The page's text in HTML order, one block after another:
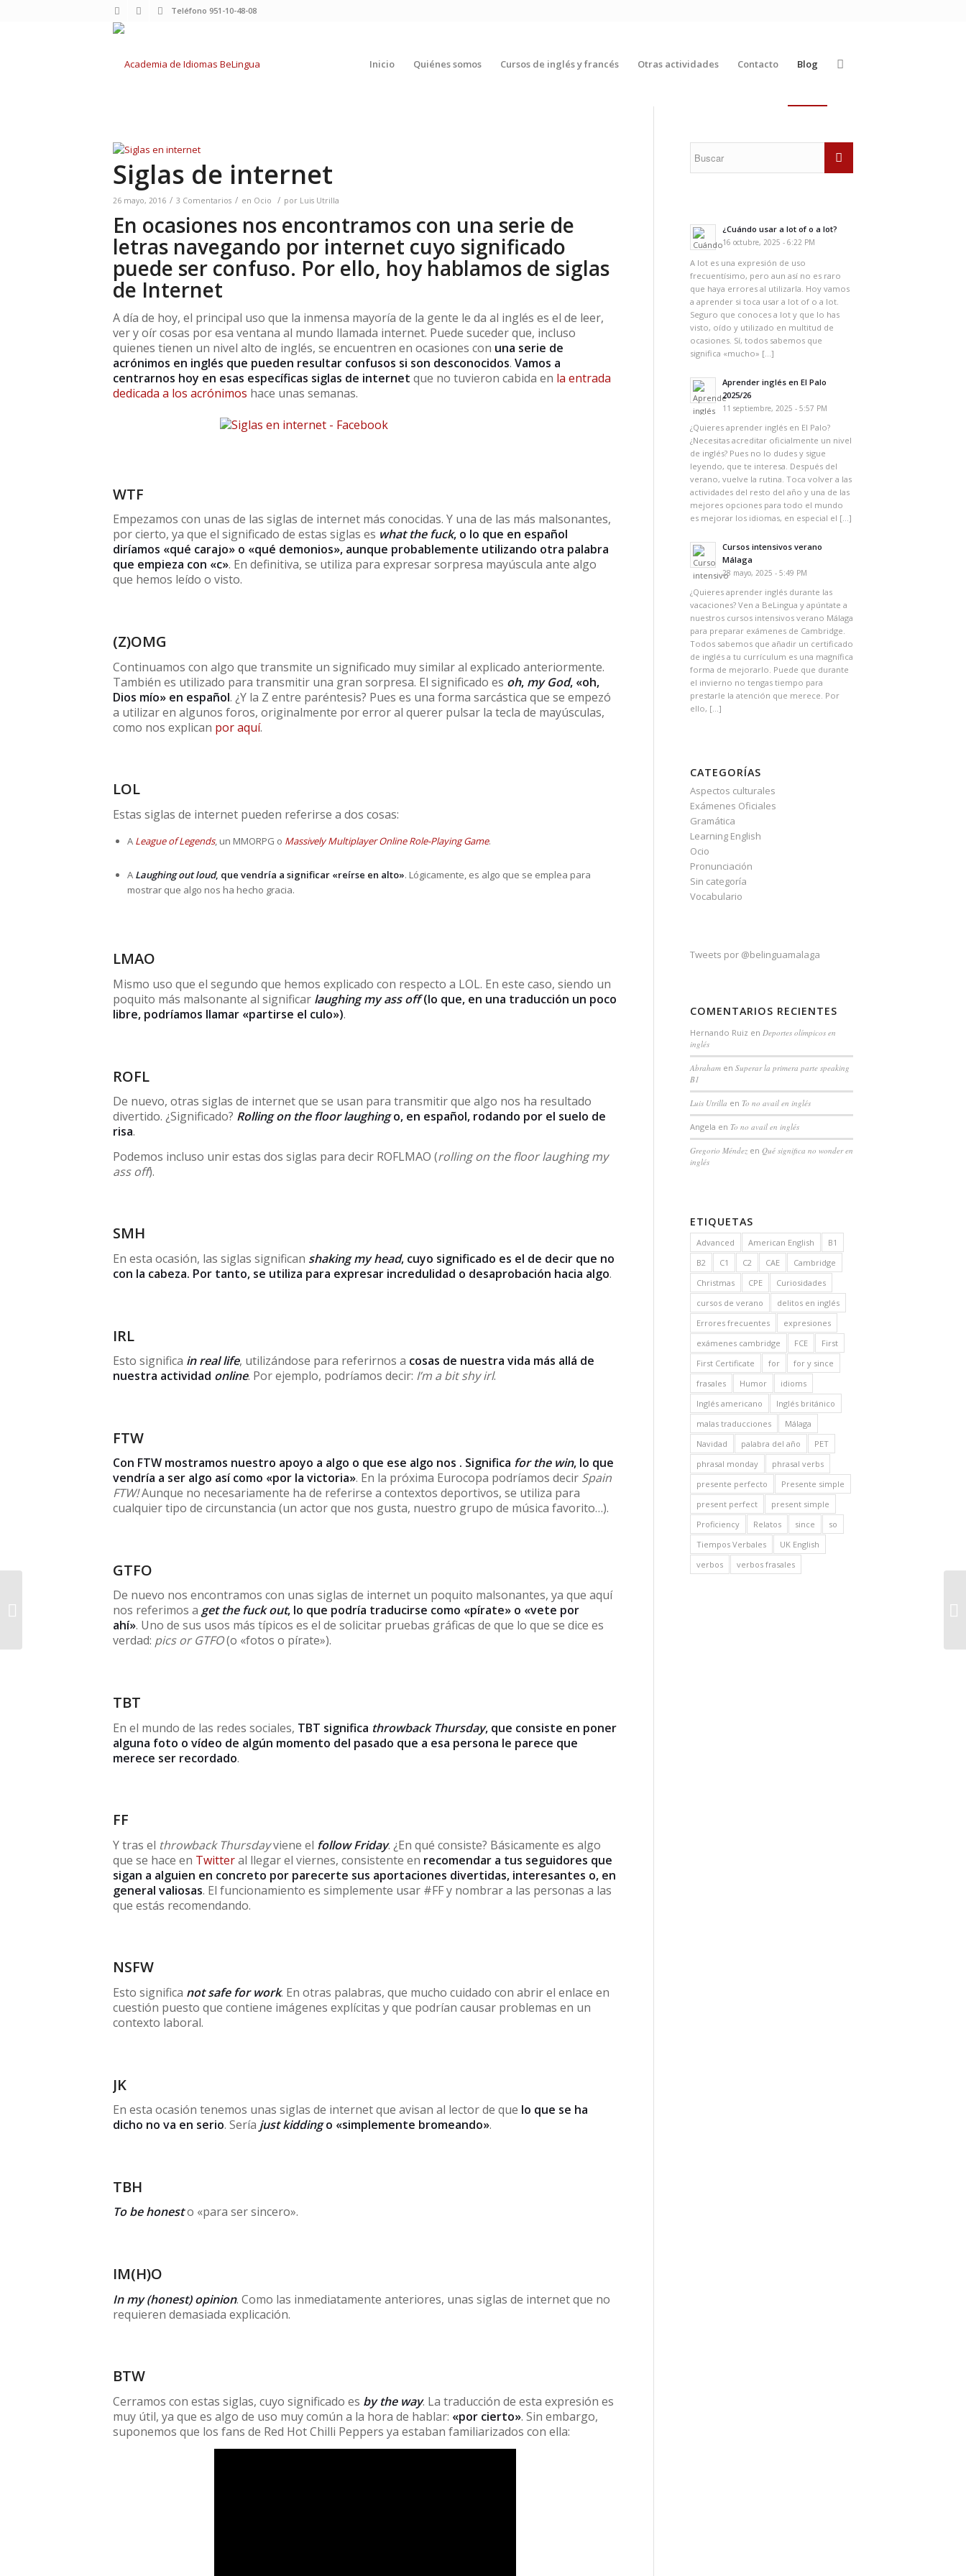
Teléfono 951-10-48-08
Inicio Quiénes somos Cursos de inglés y francés Otras actividades Contacto Blog
Siglas de internet
26 mayo, 2016 / 3 Comentarios / en Ocio / por Luis Utrilla
En ocasiones nos encontramos con una serie de
letras navegando por internet cuyo significado
puede ser confuso. Por ello, hoy hablamos de siglas
de Internet
A día de hoy, el principal uso que la inmensa mayoría de la gente le da al inglés es el de leer,
ver y oír cosas por esa ventana al mundo llamada internet. Puede suceder que, incluso
quienes tienen un nivel alto de inglés, se encuentren en ocasiones con una serie de
acrónimos en inglés que pueden resultar confusos si son desconocidos. Vamos a
centrarnos hoy en esas específicas siglas de internet que no tuvieron cabida en la entrada
dedicada a los acrónimos hace unas semanas.
WTF
Empezamos con unas de las siglas de internet más conocidas. Y una de las más malsonantes,
por cierto, ya que el significado de estas siglas es what the fuck, o lo que en español
diríamos «qué carajo» o «qué demonios», aunque probablemente utilizando otra palabra
que empieza con «c». En definitiva, se utiliza para expresar sorpresa mayúscula ante algo
que hemos leído o visto.
(Z)OMG
Continuamos con algo que transmite un significado muy similar al explicado anteriormente.
También es utilizado para transmitir una gran sorpresa. El significado es oh, my God, «oh,
Dios mío» en español. ¿Y la Z entre paréntesis? Pues es una forma sarcástica que se empezó
a utilizar en algunos foros, originalmente por error al querer pulsar la tecla de mayúsculas,
como nos explican por aquí.
LOL
Estas siglas de internet pueden referirse a dos cosas:
A League of Legends, un MMORPG o Massively Multiplayer Online Role-Playing Game.
A Laughing out loud, que vendría a significar «reírse en alto». Lógicamente, es algo que se emplea para
mostrar que algo nos ha hecho gracia.
LMAO
Mismo uso que el segundo que hemos explicado con respecto a LOL. En este caso, siendo un
poquito más malsonante al significar laughing my ass off(lo que, en una traducción un poco
libre, podríamos llamar «partirse el culo»).
ROFL
De nuevo, otras siglas de internet que se usan para transmitir que algo nos ha resultado
divertido. ¿Significado? Rolling on the floor laughingo, en español, rodando por el suelo de
risa.
Podemos incluso unir estas dos siglas para decir ROFLMAO (rolling on the floor laughing my
ass off).
SMH
En esta ocasión, las siglas significan shaking my head, cuyo significado es el de decir que no
con la cabeza. Por tanto, se utiliza para expresar incredulidad o desaprobación hacia algo.
IRL
Esto significa in real life, utilizándose para referirnos a cosas de nuestra vida más allá de
nuestra actividad online. Por ejemplo, podríamos decir: I’m a bit shy irl.
FTW
Con FTW mostramos nuestro apoyo a algo o que ese algo nos . Significa for the win, lo que
vendría a ser algo así como «por la victoria». En la próxima Eurocopa podríamos decir Spain
FTW!Aunque no necesariamente ha de referirse a contextos deportivos, se utiliza para
cualquier tipo de circunstancia (un actor que nos gusta, nuestro grupo de música favorito…).
GTFO
De nuevo nos encontramos con unas siglas de internet un poquito malsonantes, ya que aquí
nos referimos a get the fuck out, lo que podría traducirse como «pírate» o «vete por
ahí». Uno de sus usos más típicos es el de solicitar pruebas gráficas de que lo que se dice es
verdad: pics or GTFO(o «fotos o pírate»).
TBT
En el mundo de las redes sociales, TBT significa throwback Thursday, que consiste en poner
alguna foto o vídeo de algún momento del pasado que a esa persona le parece que
merece ser recordado.
FF
Y tras el throwback Thursdayviene el follow Friday. ¿En qué consiste? Básicamente es algo
que se hace en Twitteral llegar el viernes, consistente en recomendar a tus seguidores que
sigan a alguien en concreto por parecerte sus aportaciones divertidas, interesantes o, en
general valiosas. El funcionamiento es simplemente usar #FF y nombrar a las personas a las
que estás recomendando.
NSFW
Esto significa not safe for work. En otras palabras, que mucho cuidado con abrir el enlace en
cuestión puesto que contiene imágenes explícitas y que podrían causar problemas en un
contexto laboral.
JK
En esta ocasión tenemos unas siglas de internet que avisan al lector de que lo que se ha
dicho no va en serio. Sería just kiddingo «simplemente bromeando».
TBH
To be honesto «para ser sincero».
IM(H)O
In my (honest) opinion. Como las inmediatamente anteriores, unas siglas de internet que no
requieren demasiada explicación.
BTW
Cerramos con estas siglas, cuyo significado es by the way. La traducción de esta expresión es
muy útil, ya que es algo de uso muy común a la hora de hablar: «por cierto». Sin embargo,
suponemos que los fans de Red Hot Chilli Peppers ya estaban familiarizados con ella:
¿Cuándo usar a lot of o a lot?
16 octubre, 2025 - 6:22 PM
A lot es una expresión de uso
frecuentísimo, pero aun así no es raro
que haya errores al utilizarla. Hoy vamos
a aprender si toca usar a lot of o a lot.
Seguro que conoces a lot y que lo has
visto, oído y utilizado en multitud de
ocasiones. Sí, todos sabemos que
significa «mucho» […]
Aprender inglés en El Palo
2025/26
11 septiembre, 2025 - 5:57 PM
¿Quieres aprender inglés en El Palo?
¿Necesitas acreditar oficialmente un nivel
de inglés? Pues no lo dudes y sigue
leyendo, que te interesa. Después del
verano, vuelve la rutina. Toca volver a las
actividades del resto del año y una de las
mejores opciones para todo el mundo
es mejorar los idiomas, en especial el […]
Cursos intensivos verano
Málaga
28 mayo, 2025 - 5:49 PM
¿Quieres aprender inglés durante las
vacaciones? Ven a BeLingua y apúntate a
nuestros cursos intensivos verano Málaga
para preparar exámenes de Cambridge.
Todos sabemos que añadir un certificado
de inglés a tu currículum es una magnífica
forma de mejorarlo. Puede que durante
el invierno no tengas tiempo para
prestarle la atención que merece. Por
ello, […]
CATEGORÍAS
Aspectos culturales
Exámenes Oficiales
Gramática
Learning English
Ocio
Pronunciación
Sin categoría
Vocabulario
Tweets por @belinguamalaga
COMENTARIOS RECIENTES
Hernando Ruiz en Deportes olímpicos en
inglés
Abrahamen Superar la primera parte speaking
B1
Luis Utrilla en To no avail en inglés
Angela en To no avail en inglés
Gregorio Méndezen Qué significa no wonder en
inglés
ETIQUETAS
Advanced American English
B1
B2
C1 C2 CAE
Cambridge
Christmas
CPE
Curiosidades
cursos de verano
delitos en inglés
Errores frecuentes
expresiones
exámenes cambridge
FCE
First
First Certificate
for
for y since
frasales
Humor
idioms
Inglés americano
Inglés británico
malas traducciones
Málaga
Navidad
palabra del año
PET
phrasal monday
phrasal verbs
presente perfecto
Presente simple
present perfect
present simple
Proficiency
Relatos since
so
Tiempos Verbales
UK English
verbos
verbos frasales
Significados del verbo